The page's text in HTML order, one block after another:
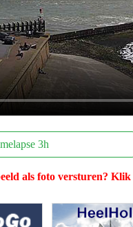
3h
als foto versturen? Klik